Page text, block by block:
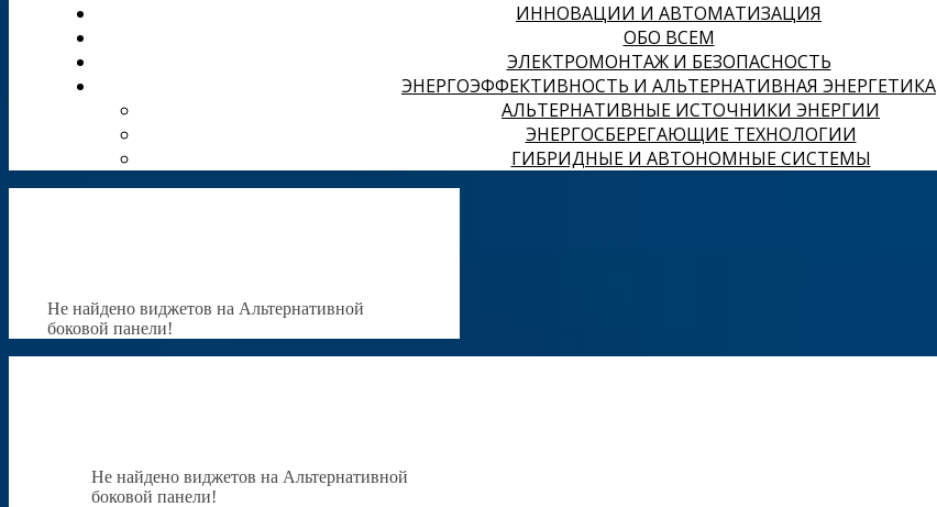
ИННОВАЦИИ И АВТОМАТИЗАЦИЯ
ОБО ВСЕМ
ЭЛЕКТРОМОНТАЖ И БЕЗОПАСНОСТЬ
ЭНЕРГОЭФФЕКТИВНОСТЬ И АЛЬТЕРНАТИВНАЯ ЭНЕРГЕТИКА
АЛЬТЕРНАТИВНЫЕ ИСТОЧНИКИ ЭНЕРГИИ
ЭНЕРГОСБЕРЕГАЮЩИЕ ТЕХНОЛОГИИ
ГИБРИДНЫЕ И АВТОНОМНЫЕ СИСТЕМЫ
Не найдено виджетов на Альтернативной
боковой панели!
Не найдено виджетов на Альтернативной
боковой панели!